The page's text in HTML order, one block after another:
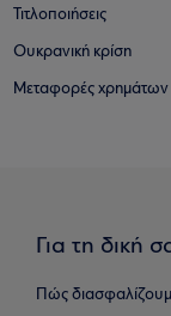
Τιτλοποιήσεις
Ουκρανική κρίση
Μεταφορές χρημάτων
Για τη δική
Πώς